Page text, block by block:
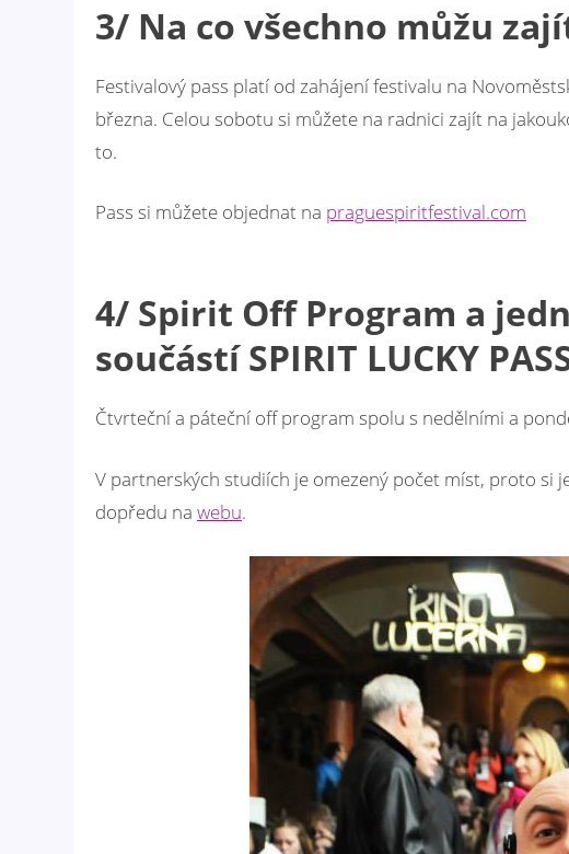
3/ Na co všechno můžu
Festivalový pass platí od zahájení festivalu na
března. Celou sobotu si můžete na radnici zajít na
to.
Pass si můžete objednat na praguespiritfestival.com
4/ Spirit Off Program a
součástí SPIRIT LUCKY
Čtvrteční a páteční off program spolu s nedělními a
V partnerských studiích je omezený počet míst, proto
dopředu na webu.